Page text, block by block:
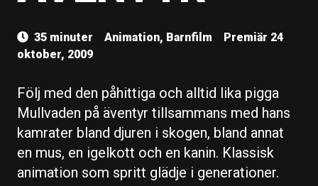
35 minuter Animation, Barnfilm
Premiär 24
oktober, 2009
Följ med den påhittiga och alltid lika pigga
Mullvaden på äventyr tillsammans med hans
kamrater bland djuren i skogen, bland annat
en mus, en igelkott och en kanin. Klassisk
animation som spritt glädje i generationer.